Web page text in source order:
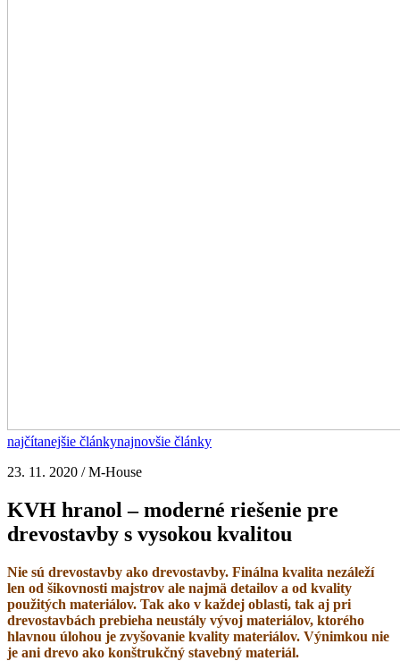
najčítanejšie článkynajnovšie články
23. 11. 2020 / M-House
KVH hranol – moderné riešenie pre
drevostavby s vysokou kvalitou
Nie sú drevostavby ako drevostavby. Finálna kvalita nezáleží
len od šikovnosti majstrov ale najmä detailov a od kvality
použitých materiálov. Tak ako v každej oblasti, tak aj pri
drevostavbách prebieha neustály vývoj materiálov, ktorého
hlavnou úlohou je zvyšovanie kvality materiálov. Výnimkou nie
je ani drevo ako konštrukčný stavebný materiál.